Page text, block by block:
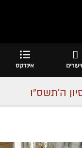
אינדקס
ה׳תשס״ו